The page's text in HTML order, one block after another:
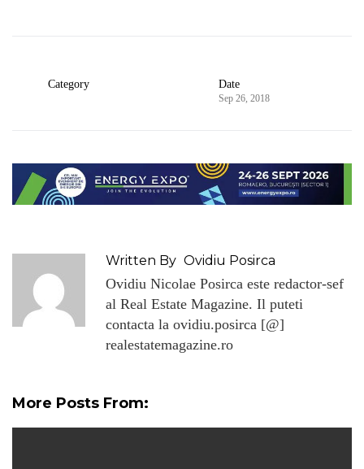
Category Date
Sep 26, 2018
Written By Ovidiu Posirca
Ovidiu Nicolae Posirca este redactor-sef
al Real Estate Magazine. Il puteti
contacta la ovidiu.posirca [@]
realestatemagazine.ro
More Posts From: